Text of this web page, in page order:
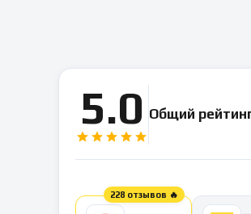
5.0 Общий рейтинг
228 отзывов 🔥